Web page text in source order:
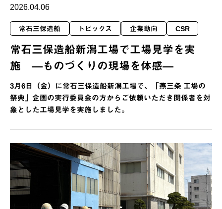
2026.04.06
常石三保造船 トピックス 企業動向 CSR
常石三保造船新潟工場で工場見学を実
施 ―ものづくりの現場を体感―
3月6日（金）に常石三保造船新潟工場で、「燕三条 工場の
祭典」企画の実行委員会の方からご依頼いただき関係者を対
象とした工場見学を実施しました。